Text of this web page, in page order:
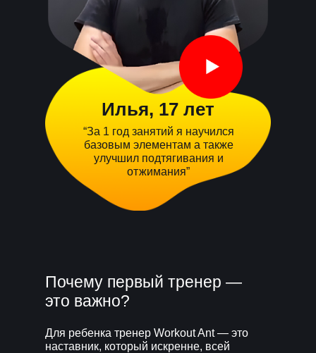
“За 1 год занятий я научился
базовым элементам а также
улучшил подтягивания и
отжимания”
Илья, 17 лет
Почему первый тренер —
это важно?
Для ребенка тренер Workout Ant — это
наставник, который искренне, всей